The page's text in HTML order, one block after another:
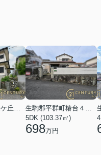
生駒郡平群町緑ケ丘５丁目
生駒郡平群町椿台４丁目
5DK (103.37㎡)
698万円